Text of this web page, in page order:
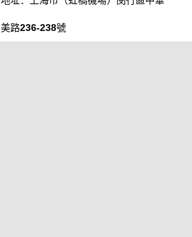
美路236-238號